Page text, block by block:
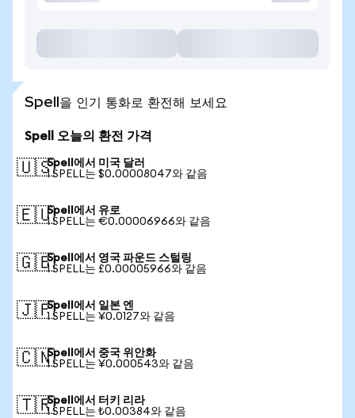
Spell을 인기 통화로 환전해 보세요
Spell 오늘의 환전 가격
🇺🇸Spell에서 미국 달러
1 SPELL는 $0.00008047와 같음
🇪🇺Spell에서 유로
1 SPELL는 €0.00006966와 같음
🇬🇧Spell에서 영국 파운드 스털링
1 SPELL는 £0.00005966와 같음
🇯🇵Spell에서 일본 엔
1 SPELL는 ¥0.0127와 같음
🇨🇳Spell에서 중국 위안화
1 SPELL는 ¥0.000543와 같음
🇹🇷Spell에서 터키 리라
1 SPELL는 ₺0.00384와 같음